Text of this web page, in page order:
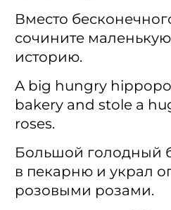
Вместо
сочините
историю.
A big hungry
bakery and stole a
roses.
Большой голодный
в пекарню и украл
розовыми розами.